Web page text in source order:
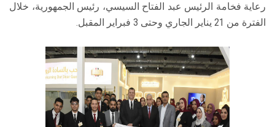
رعاية فخامة الرئيس عبد الفتاح السيسي، رئيس الجمهورية، خلال
الفترة من 21 يناير الجاري وحتى 3 فبراير المقبل.